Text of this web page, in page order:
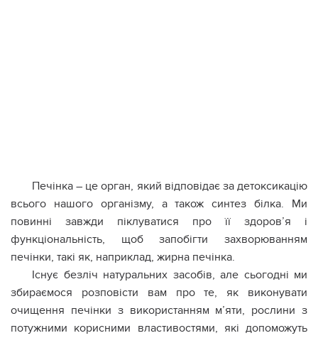
Печінка – це орган, який відповідає за детоксикацію
всього нашого організму, а також синтез білка. Ми
повинні завжди піклуватися про її здоров’я і
функціональність, щоб запобігти захворюванням
печінки, такі як, наприклад, жирна печінка.
Існує безліч натуральних засобів, але сьогодні ми
збираємося розповісти вам про те, як виконувати
очищення печінки з використанням м’яти, рослини з
потужними корисними властивостями, які допоможуть